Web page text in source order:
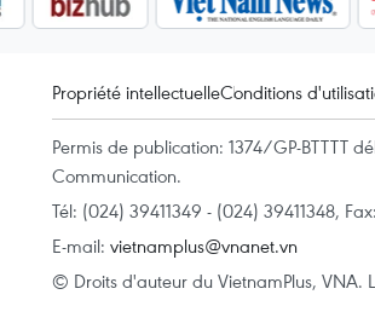
Propriété intellectuelleConditions
Permis de publication: 1374/GP-BTTTT
Communication.
Tél: (024) 39411349 - (024) 39411348,
E-mail: vietnamplus@vnanet.vn
© Droits d'auteur du VietnamPlus, VNA.